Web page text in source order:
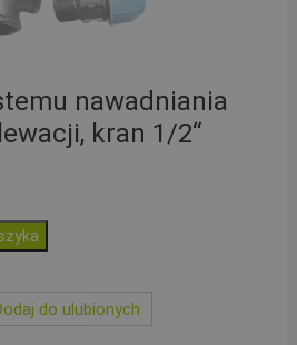
nawadniania
kran 1/2“
do ulubionych